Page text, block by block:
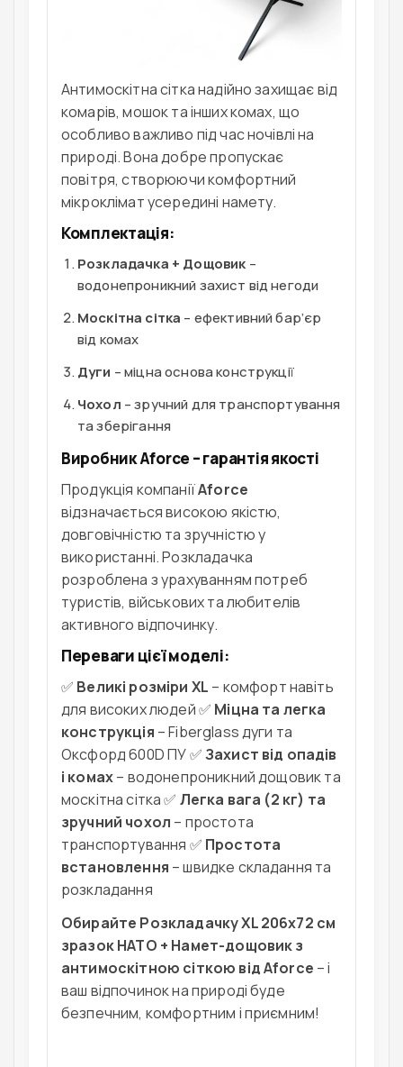
Антимоскітна сітка надійно захищає від
комарів, мошок та інших комах, що
особливо важливо під час ночівлі на
природі. Вона добре пропускає
повітря, створюючи комфортний
мікроклімат усередині намету.
Комплектація:
Розкладачка + Дощовик –
водонепроникний захист від негоди
Москітна сітка – ефективний бар’єр
від комах
Дуги – міцна основа конструкції
Чохол – зручний для транспортування
та зберігання
Виробник Aforce – гарантія якості
Продукція компаніїAforce
відзначається високою якістю,
довговічністю та зручністю у
використанні. Розкладачка
розроблена з урахуванням потреб
туристів, військових та любителів
активного відпочинку.
Переваги цієї моделі:
✅ Великі розміри XL – комфорт навіть
для високих людей ✅ Міцна та легка
конструкція – Fiberglass дуги та
Оксфорд 600D ПУ ✅Захист від опадів
і комах– водонепроникний дощовик та
москітна сітка ✅ Легка вага (2 кг) та
зручний чохол – простота
транспортування ✅ Простота
встановлення – швидке складання та
розкладання
Обирайте Розкладачку XL 206х72 см
зразок НАТО + Намет-дощовик з
антимоскітною сіткою від Aforce – і
ваш відпочинок на природі буде
безпечним, комфортним і приємним!